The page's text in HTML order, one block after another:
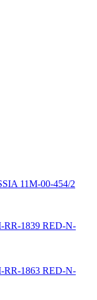
11M-00-454/2
1839 RED-N-
1863 RED-N-